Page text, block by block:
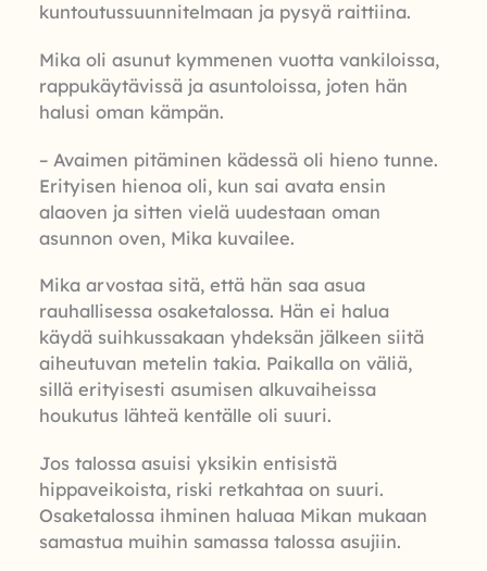
kuntoutussuunnitelmaan ja pysyä raittiina.
Mika oli asunut kymmenen vuotta vankiloissa,
rappukäytävissä ja asuntoloissa, joten hän
halusi oman kämpän.
– Avaimen pitäminen kädessä oli hieno tunne.
Erityisen hienoa oli, kun sai avata ensin
alaoven ja sitten vielä uudestaan oman
asunnon oven, Mika kuvailee.
Mika arvostaa sitä, että hän saa asua
rauhallisessa osaketalossa. Hän ei halua
käydä suihkussakaan yhdeksän jälkeen siitä
aiheutuvan metelin takia. Paikalla on väliä,
sillä erityisesti asumisen alkuvaiheissa
houkutus lähteä kentälle oli suuri.
Jos talossa asuisi yksikin entisistä
hippaveikoista, riski retkahtaa on suuri.
Osaketalossa ihminen haluaa Mikan mukaan
samastua muihin samassa talossa asujiin.